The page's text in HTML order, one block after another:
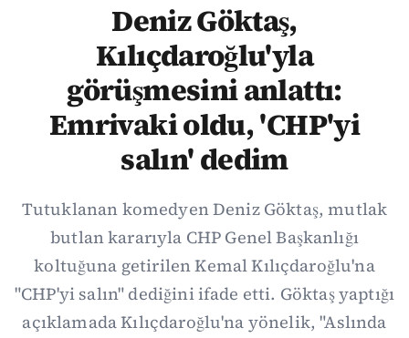
Deniz Göktaş,
Kılıçdaroğlu'yla
görüşmesini anlattı:
Emrivaki oldu, 'CHP'yi
salın' dedim
Tutuklanan komedyen Deniz Göktaş, mutlak
butlan kararıyla CHP Genel Başkanlığı
koltuğuna getirilen Kemal Kılıçdaroğlu'na
"CHP'yi salın" dediğini ifade etti. Göktaş yaptığı
açıklamada Kılıçdaroğlu'na yönelik, "Aslında